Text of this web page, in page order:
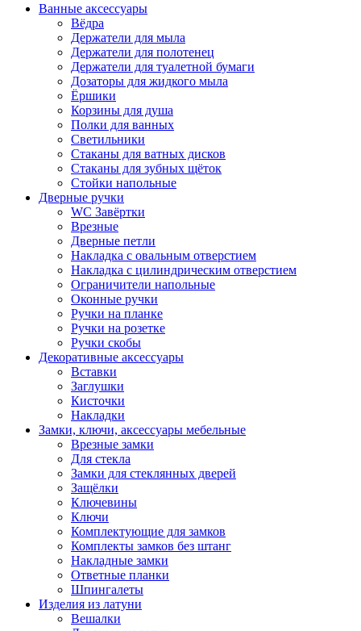
Ванные аксессуары
Вёдра
Держатели для мыла
Держатели для полотенец
Держатели для туалетной бумаги
Дозаторы для жидкого мыла
Ёршики
Корзины для душа
Полки для ванных
Светильники
Стаканы для ватных дисков
Стаканы для зубных щёток
Стойки напольные
Дверные ручки
WC Завёртки
Врезные
Дверные петли
Накладка с овальным отверстием
Накладка с цилиндрическим отверстием
Ограничители напольные
Оконные ручки
Ручки на планке
Ручки на розетке
Ручки скобы
Декоративные аксессуары
Вставки
Заглушки
Кисточки
Накладки
Замки, ключи, аксессуары мебельные
Врезные замки
Для стекла
Замки для стеклянных дверей
Защёлки
Ключевины
Ключи
Комплектующие для замков
Комплекты замков без штанг
Накладные замки
Ответные планки
Шпингалеты
Изделия из латуни
Вешалки